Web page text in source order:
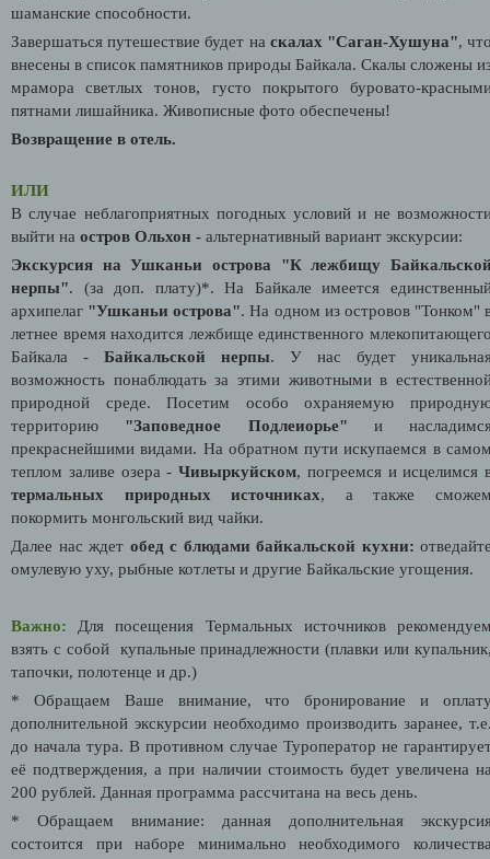
шаманские способности.
Завершаться путешествие будет на скалах "Саган-Хушуна",
внесены в список памятников природы Байкала. Скалы сложены
мрамора светлых тонов, густо покрытого буровато-
пятнами лишайника. Живописные фото обеспечены!
Возвращение в отель.
ИЛИ
В случае неблагоприятных погодных условий и не
выйти на остров Ольхон - альтернативный вариант экскурсии:
Экскурсия на Ушканьи острова "К лежбищу
нерпы".
(за доп. плату)*. На Байкале имеется
архипелаг "Ушканьи острова". На одном из островов "Тонком"
летнее время находится лежбище единственного
Байкала - Байкальской нерпы. У нас будет
возможность понаблюдать за этими животными в
природной среде. Посетим особо охраняемую
территорию "Заповедное Подлеиорье" и
прекраснейшими видами. На обратном пути искупаемся в
теплом заливе озера - Чивыркуйском, погреемся и исцелимся
термальных природных источниках, а также
покормить монгольский вид чайки.
Далее нас ждет обед с блюдами байкальской кухни:
омулевую уху, рыбные котлеты и другие Байкальские угощения.
Важно:
Для посещения Термальных источников
взять с собой купальные принадлежности (плавки или
тапочки, полотенце и др.)
* Обращаем Ваше внимание, что бронирование и
дополнительной экскурсии необходимо производить заранее,
до начала тура. В противном случае Туроператор не
её подтверждения, а при наличии стоимость будет увеличена
200 рублей. Данная программа рассчитана на весь день.
* Обращаем внимание: данная дополнительная
состоится при наборе минимально необходимого